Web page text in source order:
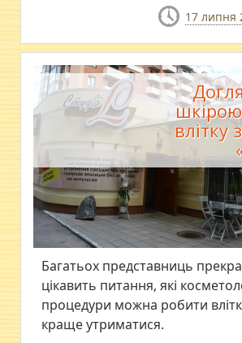
17 липня
влітку
Багатьох представниць
цікавить питання, які
процедури можна робити
краще утриматися.